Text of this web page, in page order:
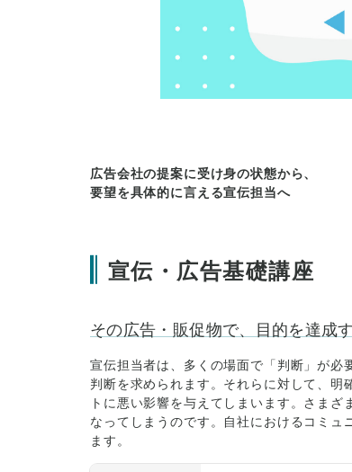
広告会社の提案に受け身の状態から、
要望を具体的に言える宣伝担当へ
宣伝・広告基礎講座
その広告・販促物で、目的を達成
宣伝担当者は、多くの場面で「判断」が必
判断を求められます。それらに対して、
トに悪い影響を与えてしまいます。さま
なってしまうのです。自社におけるコミ
ます。